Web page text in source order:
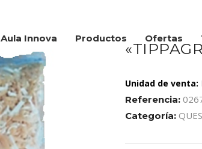
Aula Innova Productos Ofertas
Unidad de venta:
Referencia:
Categoría: